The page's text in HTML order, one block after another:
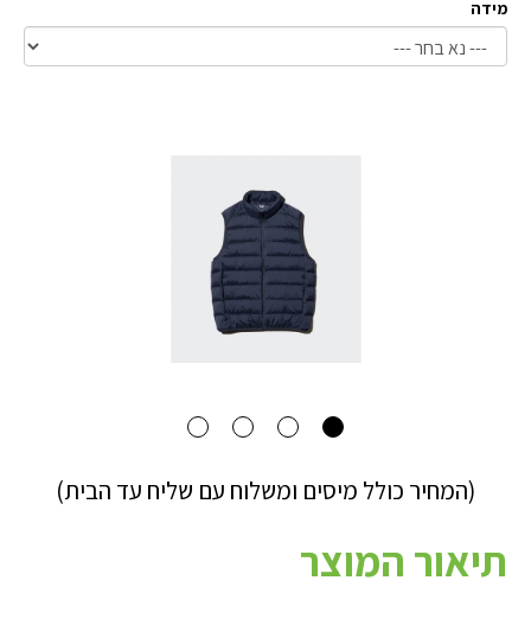
מידה
(המחיר כולל מיסים ומשלוח עם שליח עד הבית)
תיאור המוצר